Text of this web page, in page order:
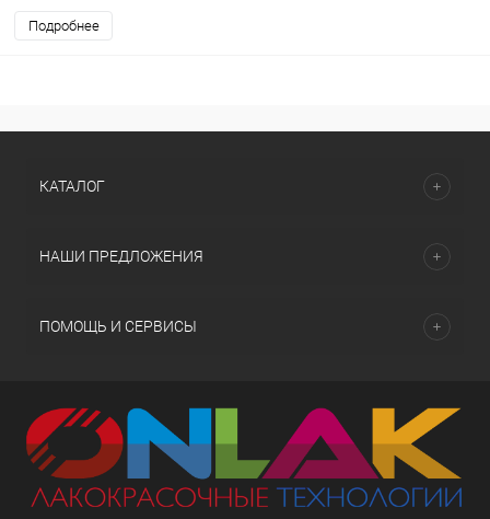
Подробнее
КАТАЛОГ
НАШИ ПРЕДЛОЖЕНИЯ
ПОМОЩЬ И СЕРВИСЫ